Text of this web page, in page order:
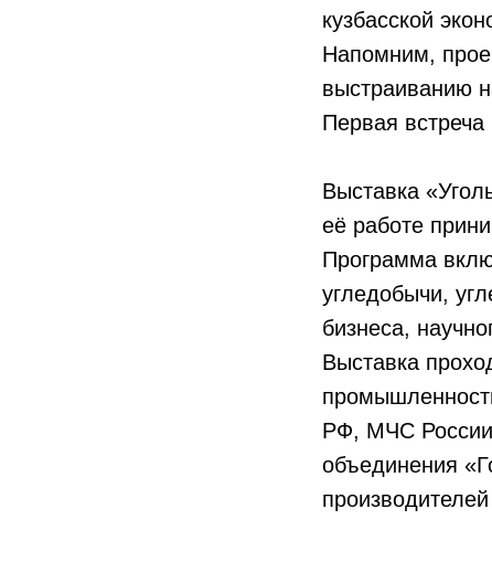
кузбасской
Напомним,
выстраиванию
Первая
Выставка
её работе
Программа
угледобычи,
бизнеса,
Выставка
РФ, МЧС
объединения